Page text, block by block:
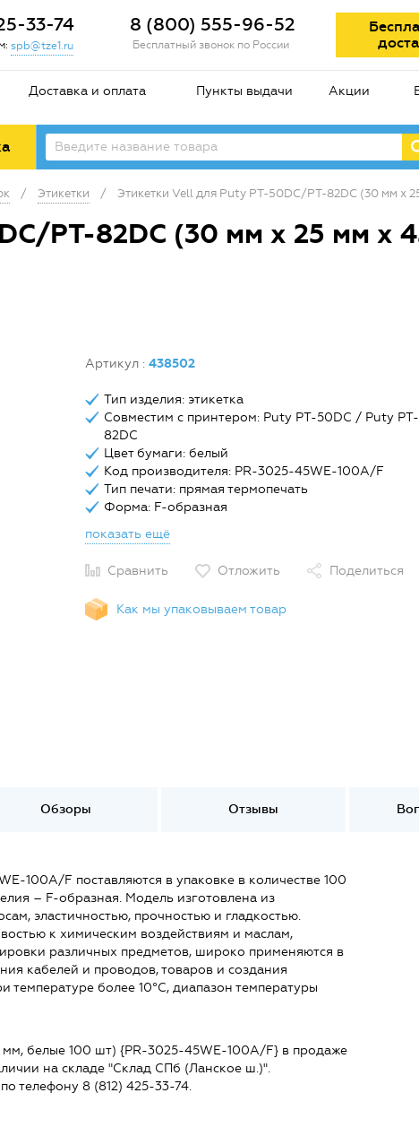
33-74
spb@tze1.ru
8 (800) 555-96-52
Бесплатный звонок по России
Доставка и оплата Пункты выдачи Акции
/ Этикетки / Этикетки Vell для Puty PT-50DC/PT-82DC (30 мм
PT-82DC (30 мм х 25 мм х
Артикул : 438502
Тип изделия: этикетка
Совместим с принтером: Puty PT-50DC / Puty PT-
82DC
Цвет бумаги: белый
Код производителя: PR-3025-45WE-100A/F
Тип печати: прямая термопечать
Форма: F-образная
показать ещё
Сравнить Отложить Поделиться
Как мы упаковываем товар
Обзоры Отзывы
100A/F поставляются в упаковке в количестве 100
– F-образная. Модель изготовлена из
эластичностью, прочностью и гладкостью.
к химическим воздействиям и маслам,
различных предметов, широко применяются в
кабелей и проводов, товаров и создания
более 10°C, диапазон температуры
белые 100 шт) {PR-3025-45WE-100A/F} в продаже
на складе "Склад СПб (Ланское ш.)".
телефону 8 (812) 425-33-74.